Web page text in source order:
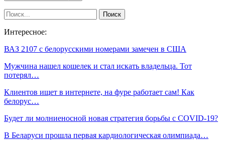
Интересное:
ВАЗ 2107 с белорусскими номерами замечен в США
Мужчина нашел кошелек и стал искать владельца. Тот
потерял…
Клиентов ищет в интернете, на фуре работает сам! Как
белорус…
Будет ли молниеносной новая стратегия борьбы с COVID-19?
В Беларуси прошла первая кардиологическая олимпиада…